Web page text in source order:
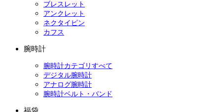
ブレスレット
アンクレット
ネクタイピン
カフス
腕時計
腕時計カテゴリすべて
デジタル腕時計
アナログ腕時計
腕時計ベルト・バンド